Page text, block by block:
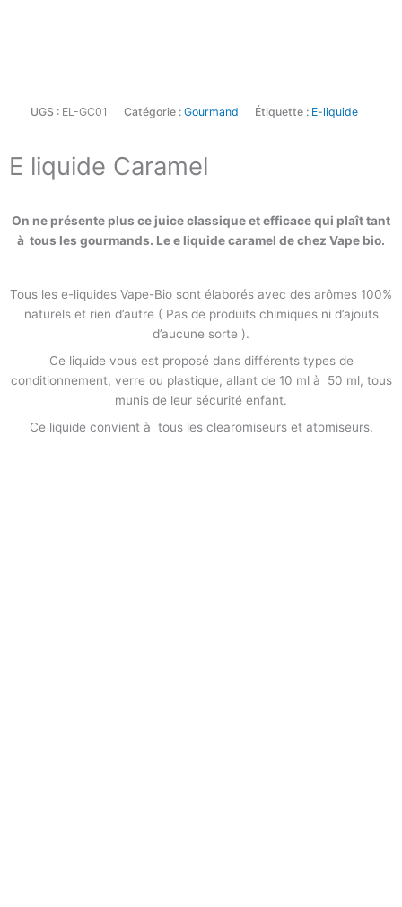
UGS : EL-GC01 Catégorie : Gourmand Étiquette : E-liquide
E liquide Caramel
On ne présente plus ce juice classique et efficace qui plaît tant
à tous les gourmands. Le e liquide caramel de chez Vape bio.
Tous les e-liquides Vape-Bio sont élaborés avec des arômes 100%
naturels et rien d’autre ( Pas de produits chimiques ni d’ajouts
d’aucune sorte ).
Ce liquide vous est proposé dans différents types de
conditionnement, verre ou plastique, allant de 10 ml à 50 ml, tous
munis de leur sécurité enfant.
Ce liquide convient à tous les clearomiseurs et atomiseurs.